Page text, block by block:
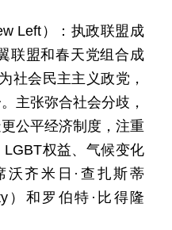
Left）：执政联盟成
联盟和春天党组合成
社会民主主义政党，
主张弥合社会分歧，
公平经济制度，注重
权益、气候变化
沃齐米日·查扎斯蒂
）和罗伯特·比得隆